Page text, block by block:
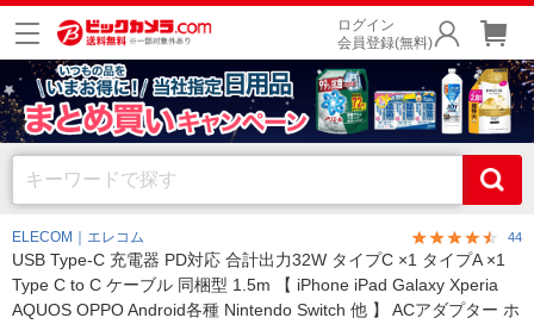
ログイン
会員登録(無料)
ELECOM｜エレコム 44
USB Type-C 充電器 PD対応 合計出力32W タイプC ×1 タイプA ×1
Type C to C ケーブル 同梱型 1.5m 【 iPhone iPad Galaxy Xperia
AQUOS OPPO Android各種 Nintendo Switch 他 】 ACアダプター ホ